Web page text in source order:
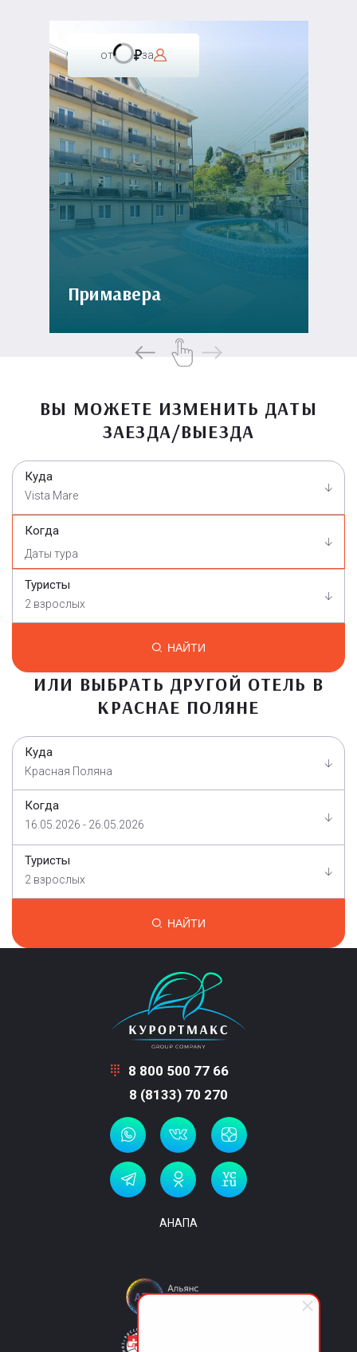
от за
Примавера
ВЫ МОЖЕТЕ ИЗМЕНИТЬ ДАТЫ
ЗАЕЗДА/ВЫЕЗДА
Куда
Vista Mare
Когда
Туристы
2 взрослых
НАЙТИ
ИЛИ ВЫБРАТЬ ДРУГОЙ ОТЕЛЬ В
КРАСНАЕ ПОЛЯНЕ
Куда
Красная Поляна
Когда
16.05.2026 - 26.05.2026
Туристы
2 взрослых
НАЙТИ
8 800 500 77 66
8 (8133) 70 270
АНАПА